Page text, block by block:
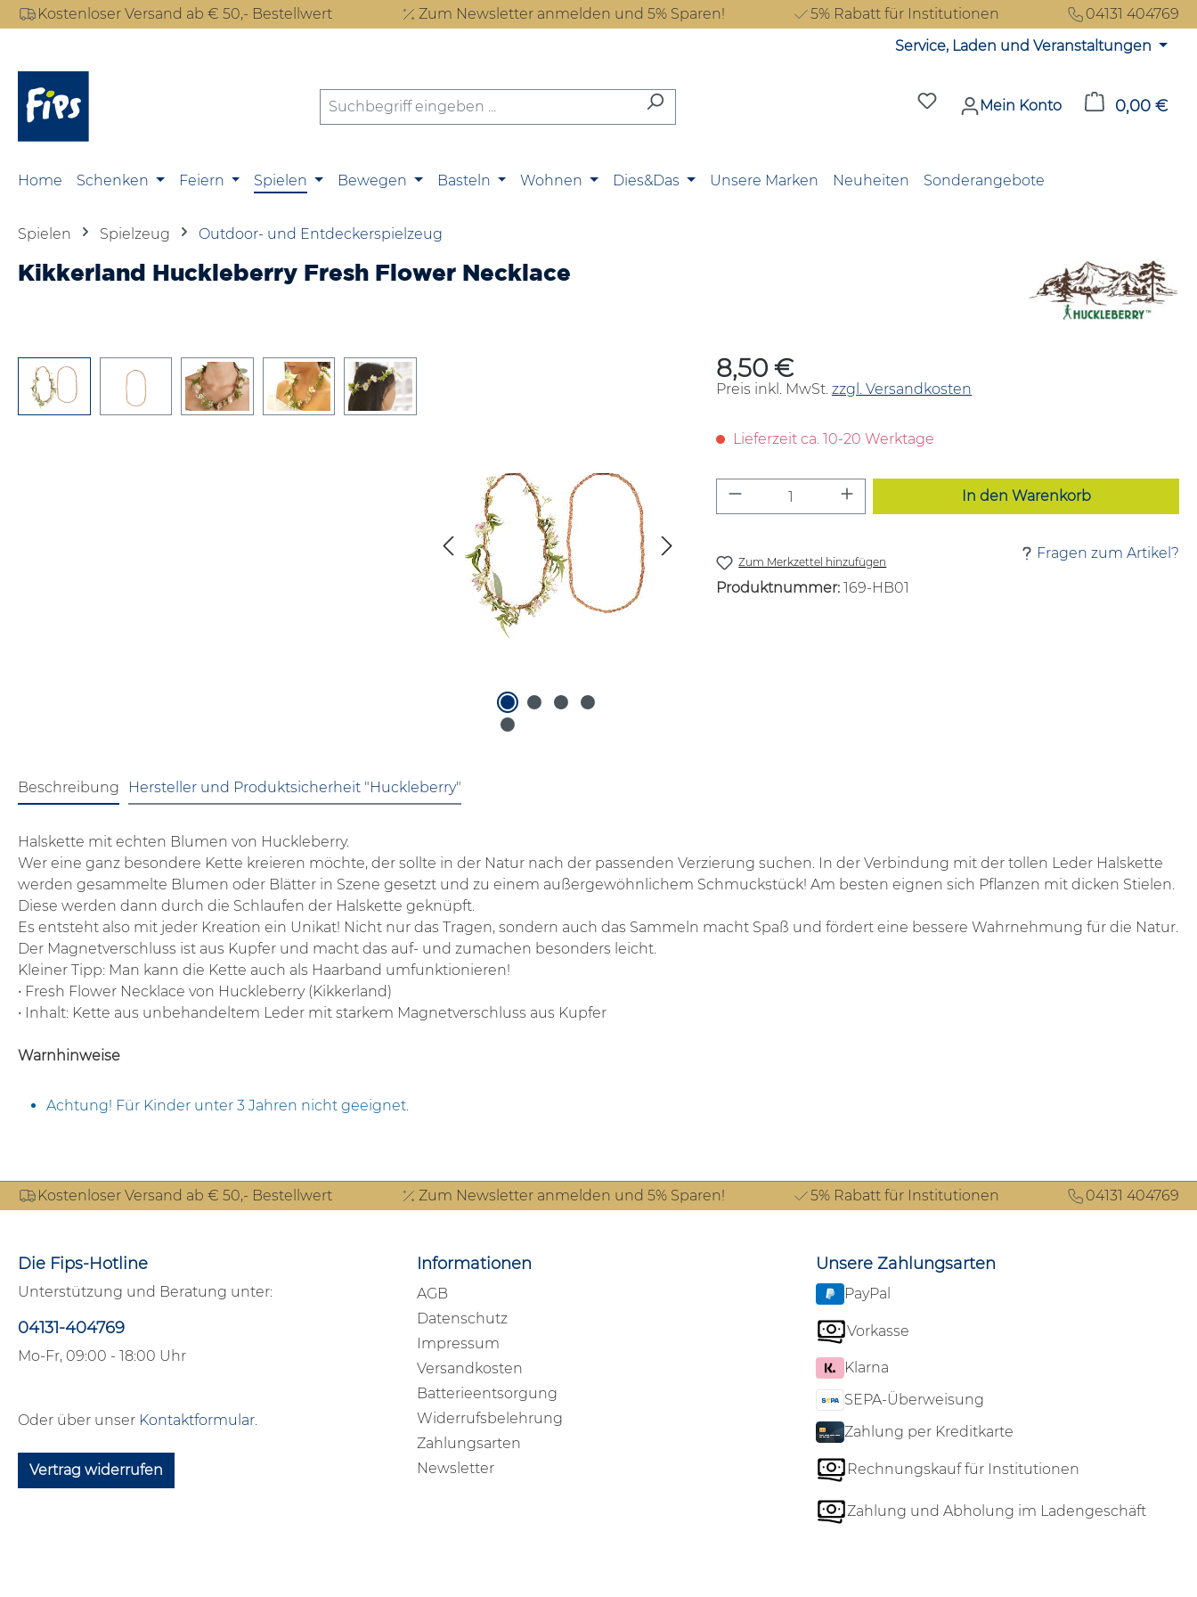
Hauptinhalt springen
Zur Suche springen
Zur Hauptnavigation springen
Kostenloser Versand ab € 50,- Bestellwert Zum Newsletter anmelden und 5% Sparen! 5% Rabatt für Institutionen
04131 404769
Service, Laden und Veranstaltungen
Du hast 0 Produkte auf dem
Mein Konto 0,00 €
Home Schenken Feiern Spielen Bewegen Basteln Wohnen Dies&Das Unsere Marken Neuheiten Sonderangebote
Spielen Spielzeug Outdoor- und Entdeckerspielzeug
Kikkerland Huckleberry Fresh Flower Necklace
Bildergalerie überspringen Regulärer Preis:
8,50 €
Preis inkl. MwSt. zzgl. Versandkosten
Lieferzeit ca. 10-20 Werktage
Produkt Anzahl: Gib den gewünschten Wert
In den Warenkorb
Zum Merkzettel hinzufügen
Fragen zum Artikel?
Produktnummer: 169-HB01
Beschreibung Hersteller und Produktsicherheit "Huckleberry"
Halskette mit echten Blumen von Huckleberry.
Wer eine ganz besondere Kette kreieren möchte, der sollte in der Natur nach der passenden Verzierung suchen. In der Verbindung mit der tollen Leder Halskette
werden gesammelte Blumen oder Blätter in Szene gesetzt und zu einem außergewöhnlichem Schmuckstück! Am besten eignen sich Pflanzen mit dicken Stielen.
Diese werden dann durch die Schlaufen der Halskette geknüpft.
Es entsteht also mit jeder Kreation ein Unikat! Nicht nur das Tragen, sondern auch das Sammeln macht Spaß und fördert eine bessere Wahrnehmung für die Natur.
Der Magnetverschluss ist aus Kupfer und macht das auf- und zumachen besonders leicht.
Kleiner Tipp: Man kann die Kette auch als Haarband umfunktionieren!
• Fresh Flower Necklace von Huckleberry (Kikkerland)
• Inhalt: Kette aus unbehandeltem Leder mit starkem Magnetverschluss aus Kupfer
Warnhinweise
Achtung! Für Kinder unter 3 Jahren nicht geeignet.
Kostenloser Versand ab € 50,- Bestellwert Zum Newsletter anmelden und 5% Sparen! 5% Rabatt für Institutionen 04131 404769
Die Fips-Hotline
Unterstützung und Beratung unter:
04131-404769
Mo-Fr, 09:00 - 18:00 Uhr
Oder über unser Kontaktformular.
Vertrag widerrufen
Informationen
AGB
Datenschutz
Impressum
Versandkosten
Batterieentsorgung
Widerrufsbelehrung
Zahlungsarten
Newsletter
Unsere Zahlungsarten
PayPal
Vorkasse
Klarna
SEPA-Überweisung
Zahlung per Kreditkarte
Rechnungskauf für Institutionen
Zahlung und Abholung im Ladengeschäft